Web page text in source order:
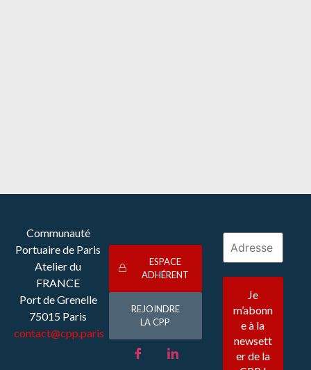
Communauté
Portuaire de Paris
Atelier du
FRANCE
Port de Grenelle
75015 Paris
contact@cpp.paris
ESPACE
ADHÉRENT
REJOINDRE
LA CPP